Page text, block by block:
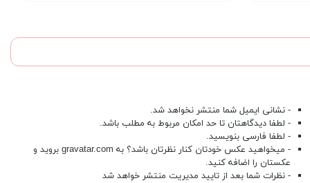
- نشانی ایمیل شما منتشر نخواهد شد.
- لطفا دیدگاهتان تا حد امکان مربوط به مطلب باشد.
- لطفا فارسی بنویسید.
- میخواهید عکس خودتان کنار نظرتان باشد؟ به gravatar.com بروید و
عکستان را اضافه کنید.
- نظرات شما بعد از تایید مدیریت منتشر خواهد شد